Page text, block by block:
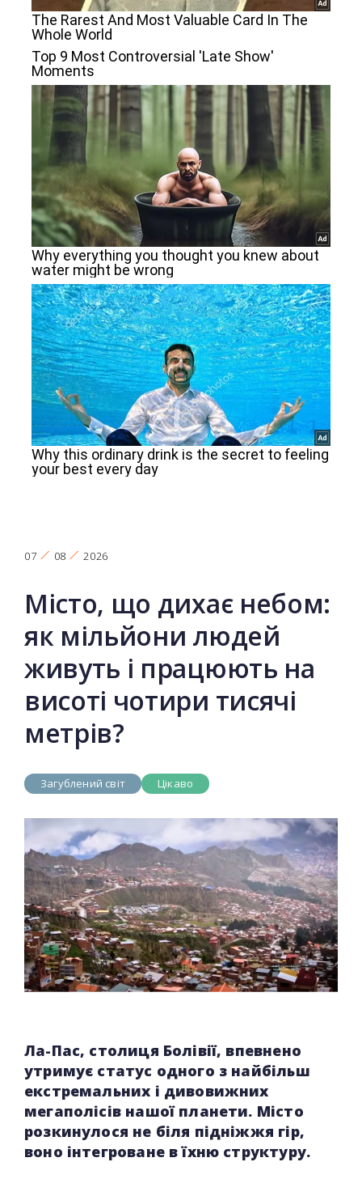
07 08 2026
Місто, що дихає небом:
як мільйони людей
живуть і працюють на
висоті чотири тисячі
метрів?
Загублений світ Цікаво
Ла-Пас, столиця Болівії, впевнено
утримує статус одного з найбільш
екстремальних і дивовижних
мегаполісів нашої планети. Місто
розкинулося не біля підніжжя гір,
воно інтегроване в їхню структуру.